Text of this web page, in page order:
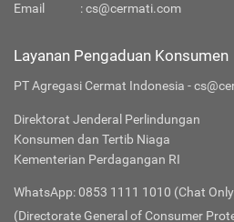
Email
:cs@cermati.com
Layanan Pengaduan Konsumen
PT Agregasi Cermat Indonesia -
Direktorat Jenderal Perlindungan
Konsumen dan Tertib Niaga
Kementerian Perdagangan RI
WhatsApp: 0853 1111 1010 (Chat
(Directorate General of Consumer